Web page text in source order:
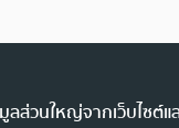
ส่วนใหญ่จากเว็บไซต์